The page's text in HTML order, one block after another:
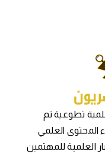
تطوعية تم
بهدف إثراء المحتوى العلمي
العلمية للمهتمين